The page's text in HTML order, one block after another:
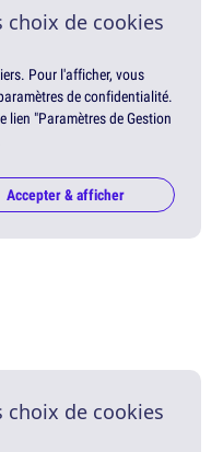
choix de cookies
Pour l'afficher, vous
de confidentialité.
lien "Paramètres de Gestion
Accepter & afficher
choix de cookies